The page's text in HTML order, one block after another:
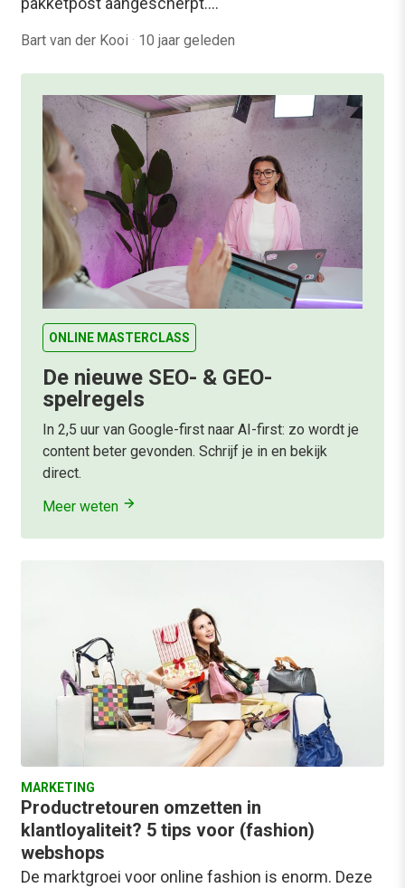
Bart van der Kooi · 10 jaar geleden
ONLINE MASTERCLASS
De nieuwe SEO- & GEO-
spelregels
In 2,5 uur van Google-first naar AI-first: zo wordt je
content beter gevonden. Schrijf je in en bekijk
direct.
Meer weten
MARKETING
Productretouren omzetten in
klantloyaliteit? 5 tips voor (fashion)
webshops
De marktgroei voor online fashion is enorm. Deze